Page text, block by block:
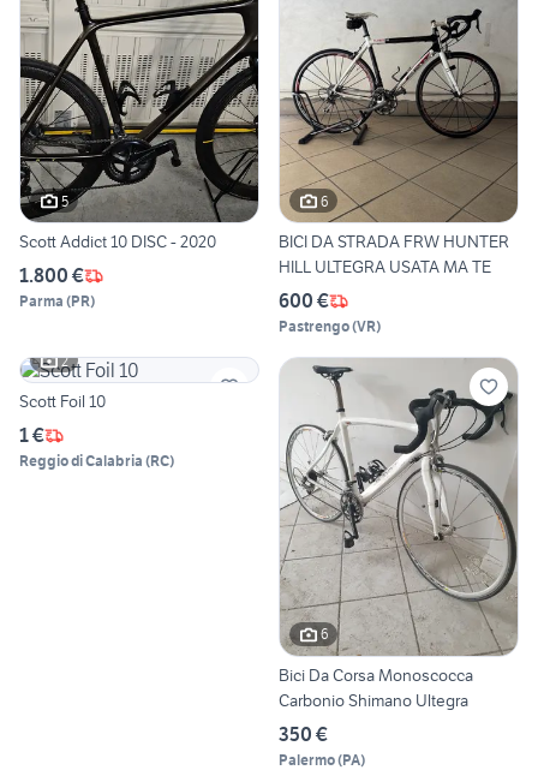
5
Scott Addict 10 DISC - 2020
1.800 €
Parma (PR)
6
BICI DA STRADA FRW HUNTER
HILL ULTEGRA USATA MA TE
600 €
Pastrengo(VR)
2
Scott Foil 10
1 €
Reggio di Calabria (RC)
6
Bici Da Corsa Monoscocca
Carbonio Shimano Ultegra
350 €
Palermo(PA)